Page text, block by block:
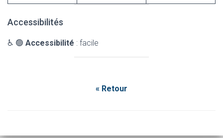
Accessibilités
♿ 🟢 Accessibilité : facile
« Retour